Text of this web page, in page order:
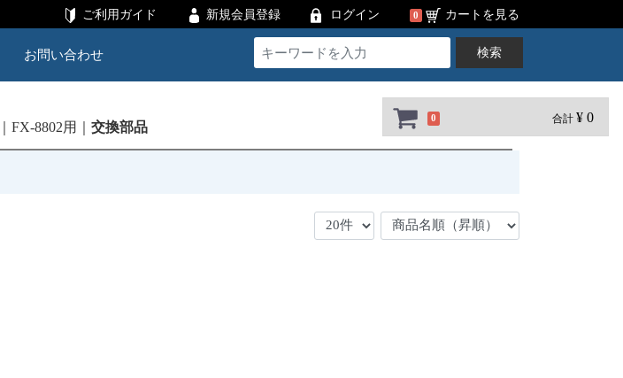
0 合計 ¥ 0
ご利用ガイド 新規会員登録 ログイン 0 カートを見る
お問い合わせ 検索
FX-8802用 交換部品